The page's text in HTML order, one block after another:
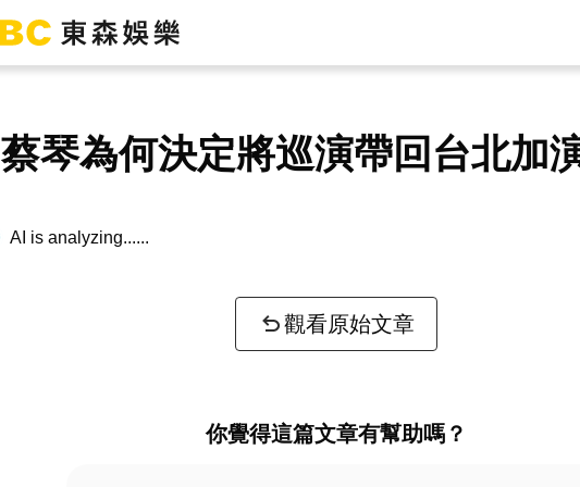
蔡琴為何決定將巡演帶回台北加
AI is analyzing...
觀看原始文章
你覺得這篇文章有幫助嗎？